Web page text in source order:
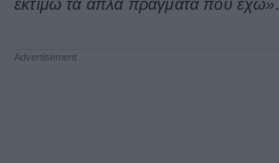
εκτιμώ τα απλά πράγματα που έχω».